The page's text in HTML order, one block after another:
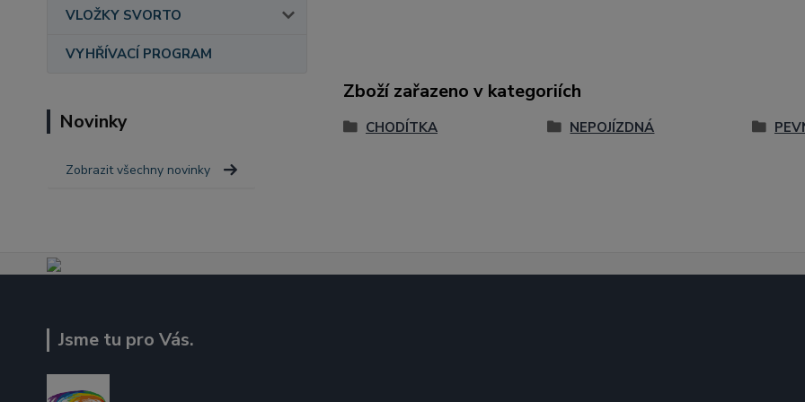
VLOŽKY SVORTO
VYHŘÍVACÍ PROGRAM
Novinky
Zobrazit všechny novinky
Zboží zařazeno v kategoriích
CHODÍTKA NEPOJÍZDNÁ
Jsme tu pro Vás.